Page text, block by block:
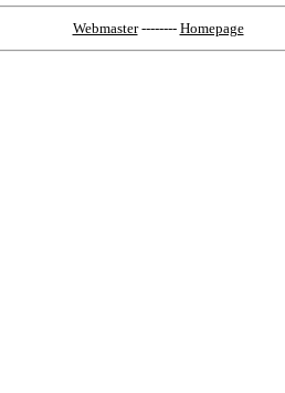
Webmaster-------- Homepage